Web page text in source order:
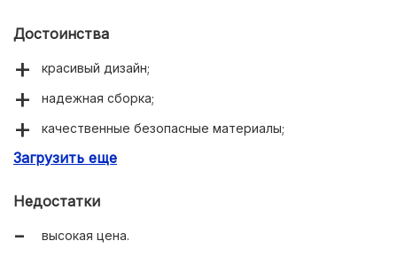
Достоинства
красивый дизайн;
надежная сборка;
качественные безопасные материалы;
5 сменных насадок;
Загрузить еще
Недостатки
высокая цена.